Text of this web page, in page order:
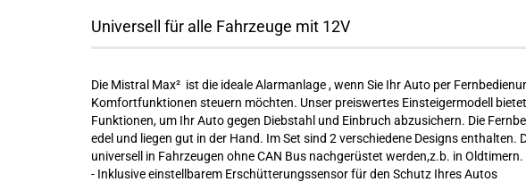
Universell für alle Fahrzeuge mit 12V
Die Mistral Max² ist die ideale Alarmanlage , wenn Sie Ihr Auto per
Komfortfunktionen steuern möchten. Unser preiswertes Einsteigermodell
Funktionen, um Ihr Auto gegen Diebstahl und Einbruch abzusichern. Die
edel und liegen gut in der Hand. Im Set sind 2 verschiedene Designs enthalten.
universell in Fahrzeugen ohne CAN Bus nachgerüstet werden,z.b. in Oldtimern.
- Inklusive einstellbarem Erschütterungssensor für den Schutz Ihres Autos